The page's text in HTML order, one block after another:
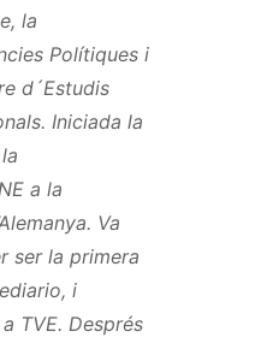
la
Polítiques i
d´Estudis
Iniciada la
a la
Va
ser la primera
i
TVE. Després